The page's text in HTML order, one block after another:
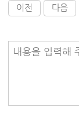
이전 다음
내용을 입력해